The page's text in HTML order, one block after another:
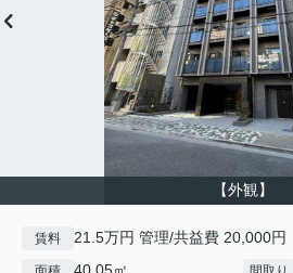
【外観】
賃料 21.5万円 管理/共益費 20,000円